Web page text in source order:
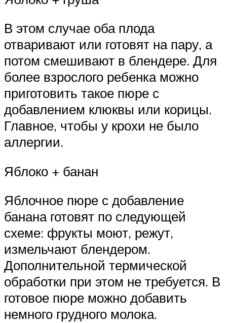
В этом случае оба плода
отваривают или готовят на пару, а
потом смешивают в блендере. Для
более взрослого ребенка можно
приготовить такое пюре с
добавлением клюквы или корицы.
Главное, чтобы у крохи не было
аллергии.
Яблоко + банан
Яблочное пюре с добавление
банана готовят по следующей
схеме: фрукты моют, режут,
измельчают блендером.
Дополнительной термической
обработки при этом не требуется. В
готовое пюре можно добавить
немного грудного молока.